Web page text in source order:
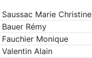
Saussac Marie Christine
Bauer Rémy
Fauchier Monique
Valentin Alain